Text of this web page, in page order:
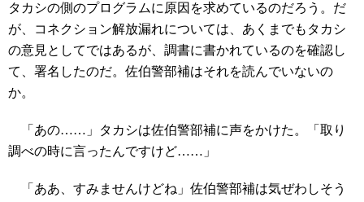
タカシの側のプログラムに原因を求めているのだろう。だ
が、コネクション解放漏れについては、あくまでもタカシ
の意見としてではあるが、調書に書かれているのを確認し
て、署名したのだ。佐伯警部補はそれを読んでいないの
か。
「あの……」タカシは佐伯警部補に声をかけた。「取り
調べの時に言ったんですけど……」
「ああ、すみませんけどね」佐伯警部補は気ぜわしそう